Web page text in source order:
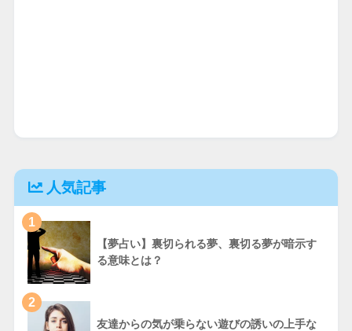
人気記事
1
【夢占い】裏切られる夢、裏切る夢が暗示す
る意味とは？
2
友達からの気が乗らない遊びの誘いの上手な